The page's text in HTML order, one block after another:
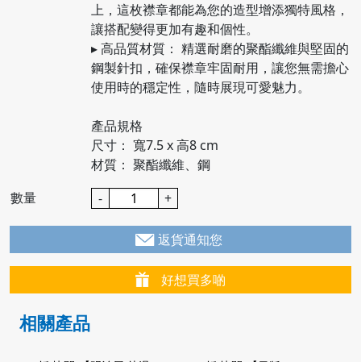
上，這枚襟章都能為您的造型增添獨特風格，
讓搭配變得更加有趣和個性。
▸ 高品質材質： 精選耐磨的聚酯纖維與堅固的
鋼製針扣，確保襟章牢固耐用，讓您無需擔心
使用時的穩定性，隨時展現可愛魅力。
產品規格
尺寸： 寬7.5 x 高8 cm
材質： 聚酯纖維、鋼
數量
- +
返貨通知您
好想買多啲
相關產品